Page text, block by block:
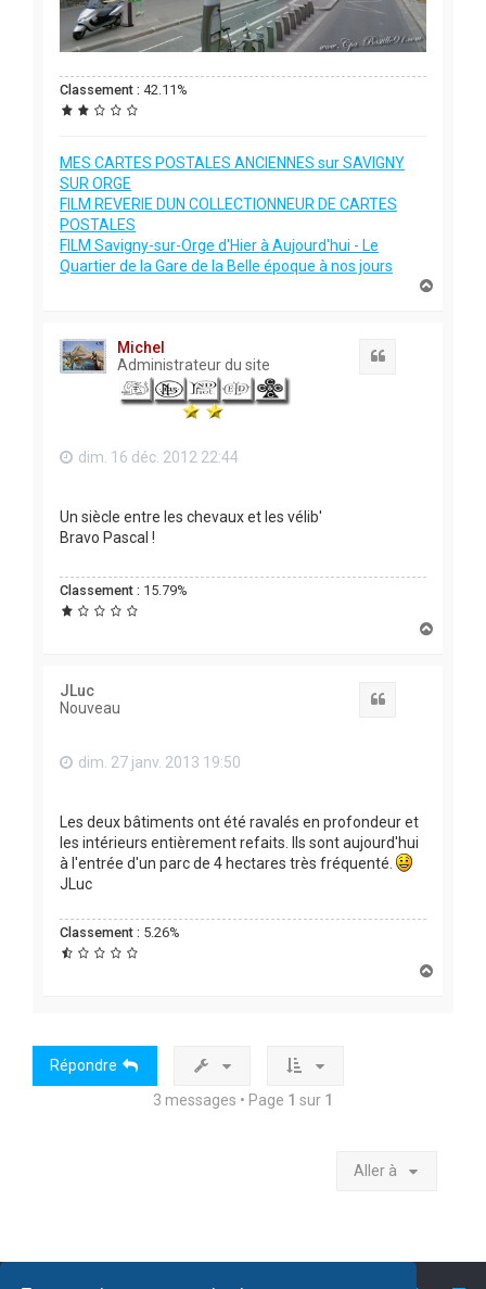
Classement : 42.11%
MES CARTES POSTALES ANCIENNES sur SAVIGNY
SUR ORGE
FILM REVERIE DUN COLLECTIONNEUR DE CARTES
POSTALES
FILM Savigny-sur-Orge d'Hier à Aujourd'hui - Le
Quartier de la Gare de la Belle époque à nos jours
Michel
Administrateur du site
dim. 16 déc. 2012 22:44
Un siècle entre les chevaux et les vélib'
Bravo Pascal !
Classement : 15.79%
JLuc
Nouveau
dim. 27 janv. 2013 19:50
Les deux bâtiments ont été ravalés en profondeur et
les intérieurs entièrement refaits. Ils sont aujourd'hui
à l'entrée d'un parc de 4 hectares très fréquenté.
JLuc
Classement : 5.26%
Répondre
3 messages • Page 1 sur 1
Aller à